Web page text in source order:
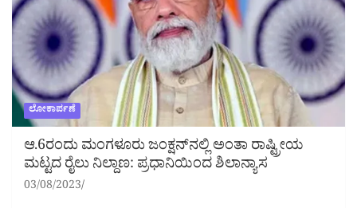
ಲೋಕಾರ್ಪಣೆ
ಆ.6ರಂದು ಮಂಗಳೂರು ಜಂಕ್ಷನ್‌ನಲ್ಲಿ ಅಂತಾ ರಾಷ್ಟ್ರೀಯ
ಮಟ್ಟದ ರೈಲು ನಿಲ್ದಾಣ: ಪ್ರಧಾನಿಯಿಂದ ಶಿಲಾನ್ಯಾಸ
03/08/2023